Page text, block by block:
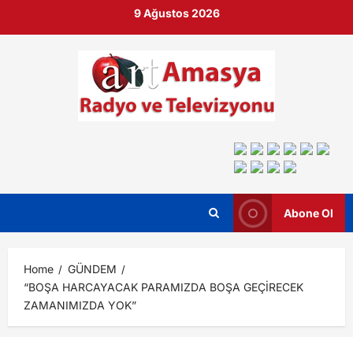
9 Ağustos 2026
Abone Ol
Home
GÜNDEM
“BOŞA HARCAYACAK PARAMIZDA BOŞA GEÇİRECEK
ZAMANIMIZDA YOK”